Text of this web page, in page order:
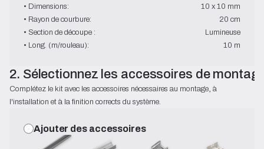
• Dimensions:
10 x 10 mm
• Rayon de courbure:
20 cm
• Section de découpe :
Lumineuse
• Long. (m/rouleau):
10 m
2. Sélectionnez les accessoires de
Complétez le kit avec les accessoires nécessaires au montage, à
l'installation et à la finition corrects du système.
Ajouter des accessoires